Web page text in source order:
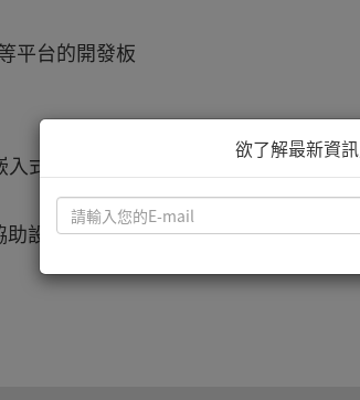
平台的開發板
式影像應用開發
設計人員快速完成原型設計，並加速
欲了解最新資